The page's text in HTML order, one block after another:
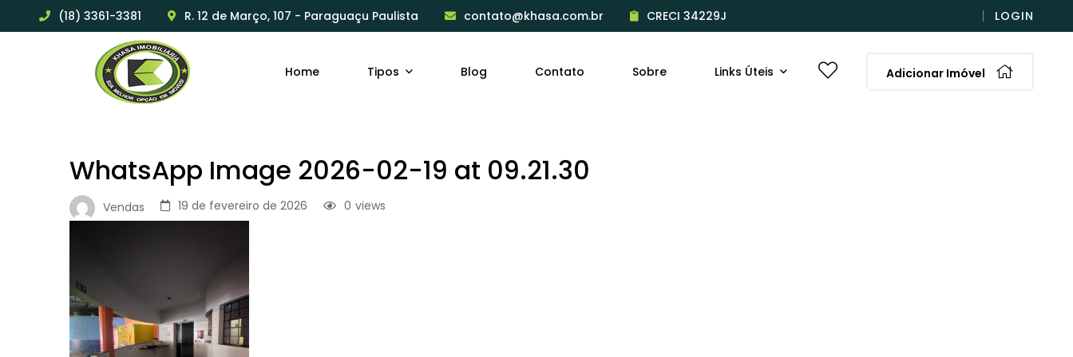
(18) 3361-3381 R. 12 de Março, 107 - Paraguaçu Paulista contato@khasa.com.br CRECI 34229J LOGIN
Home Tipos Blog Contato Sobre Links Úteis Adicionar Imóvel
WhatsApp Image 2026-02-19 at 09.21.30
Vendas 19 de fevereiro de 2026 views
0